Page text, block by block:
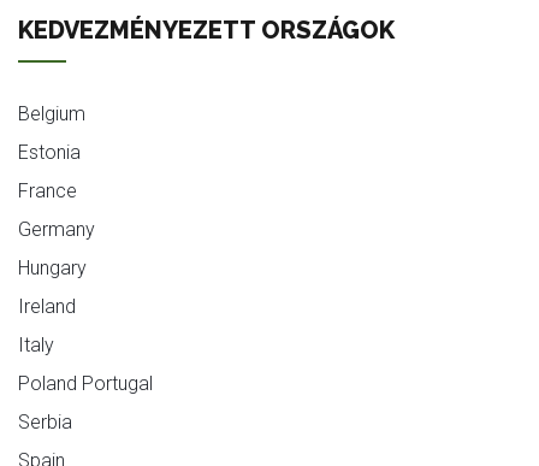
KEDVEZMÉNYEZETT ORSZÁGOK
Belgium
Estonia
France
Germany
Hungary
Ireland
Italy
Poland Portugal
Serbia
Spain